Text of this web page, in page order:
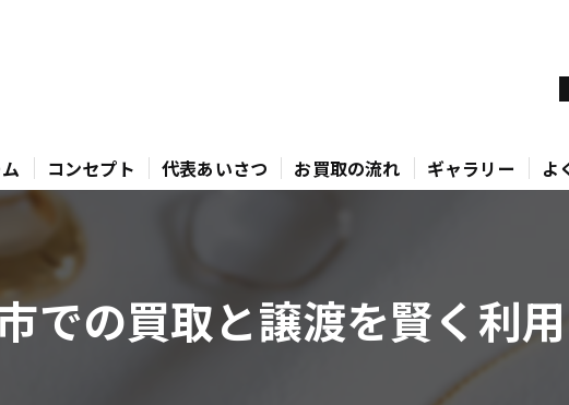
コンセプト 代表あいさつ お買取の流れ ギャラリー よ
での買取と譲渡を賢く利